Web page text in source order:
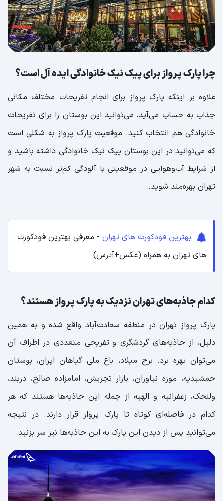
چرا پارک پرواز برای پیک نیک خانوادگی ایده آل است؟
علاوه بر اینکه پارک پرواز برای انجام تفریحات مختلف مکانی
جذاب به حساب می‌آید، می‌توانید این بوستان را برای تفریحات
خانوادگی هم انتخاب کنید. موقعیت پارک پرواز به شکلی است
که می‌توانید در این بوستان پیک نیک خانوادگی داشته باشید و
از شرایط آب‌وهوایی در موقعیتی با آلودگی کم‌تر نسبت به شهر
تهران بهر‌ه‌مند شوید.
بهترین فودکورت های تهران - معرفی بهترین فودکورت
های تهران به همراه (عکس+آدرس)
کدام جاذبه‌های تهران نزدیک به پارک پرواز هستند؟
پارک پرواز تهران در منطقه سعادت‌آباد واقع شده و به همین
دلیل، از جاذبه‌های گردشگری و تفریحی متعددی در اطراف آن
می‌توان بهره برد. برج میلاد، باغ ملی گیاهان ایران، بوستان
جمشیدیه، موزه نیاوران، بازار تجریش، امامزاده صالح، دربند،
ولنجک، زعفرانیه و الهیه از جمله این جاذبه‌ها هستند که هر
کدام در فاصله‌ای کوتاه تا پارک پرواز قرار دارند. در نتیجه
می‌توانید پس از دیدن این پارک به این جاذبه‌ها نیز سر بزنید.